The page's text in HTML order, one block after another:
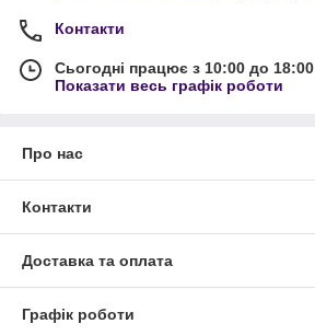
Контакти
Сьогодні працює з 10:00 до 18:00
Показати весь графік роботи
Про нас
Контакти
Доставка та оплата
Графік роботи